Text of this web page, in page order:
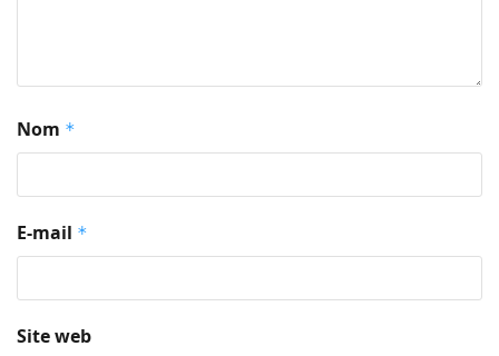
Nom *
E-mail *
Site web